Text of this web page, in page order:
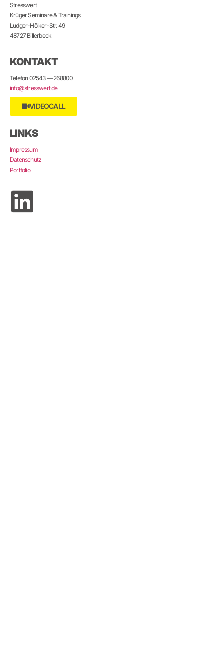
Stresswert
Krüger Seminare & Trainings
Ludger-Hölker-Str. 49
48727 Billerbeck
KONTAKT
Telefon 02543 — 268800
info@stresswert.de
VIDEOCALL
LINKS
Impressum
Datenschutz
Portfolio